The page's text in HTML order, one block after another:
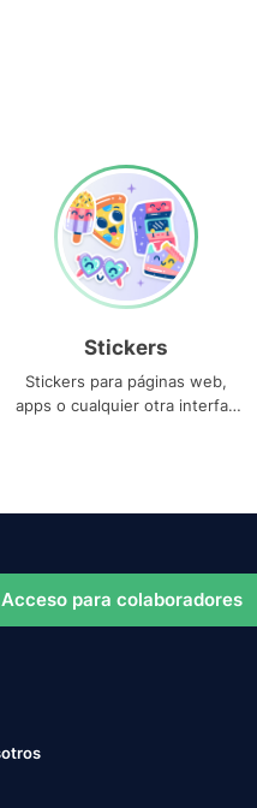
Stickers
Stickers para páginas web,
apps o cualquier otra interfaz
Acceso para colaboradores